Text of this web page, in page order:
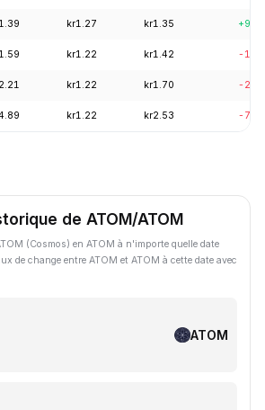
kr1.27 kr1.35
kr1.22 kr1.42 -
kr1.22 kr1.70 -
kr1.22 kr2.53 -
de ATOM/ATOM
(Cosmos) en ATOM à n'importe quelle date
de change entre ATOM et ATOM à cette date avec
ATOM